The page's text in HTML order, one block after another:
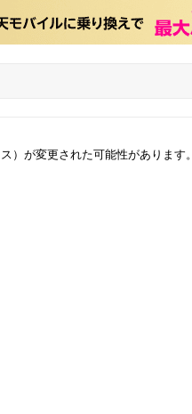
）が変更された可能性があります。